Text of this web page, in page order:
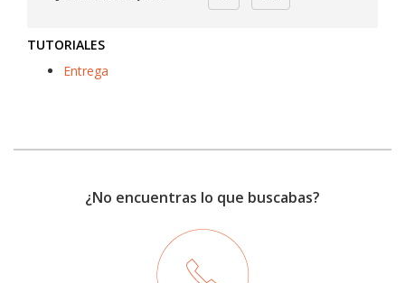
TUTORIALES
Entrega
¿No encuentras lo que buscabas?